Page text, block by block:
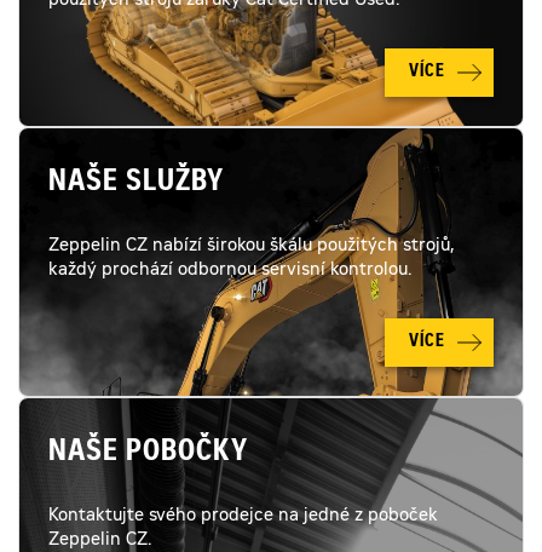
technické
stránce
totožné
s
novým
strojem,
stroj
nevykazuje
problémy
a
připraven
práci
VÍCE
NAŠE SLUŽBY
Zeppelin CZ nabízí širokou škálu použitých strojů,
každý prochází odbornou servisní kontrolou.
VÍCE
NAŠE POBOČKY
Kontaktujte svého prodejce na jedné z poboček
Zeppelin CZ.